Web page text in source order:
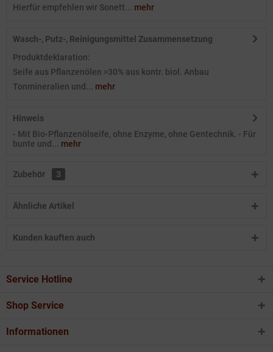
Hierfür empfehlen wir Sonett... mehr
Wasch-, Putz-, Reinigungsmittel Zusammensetzung
Produktdeklaration:
Seife aus Pflanzenölen >30% aus kontr. biol. Anbau
Tonmineralien und... mehr
Hinweis
- Mit Bio-Pflanzenölseife, ohne Enzyme, ohne Gentechnik. - Für
bunte und... mehr
Zubehör 3
Ähnliche Artikel
Kunden kauften auch
Service Hotline
Shop Service
Informationen